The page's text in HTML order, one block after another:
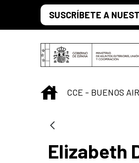
Saltar al contenido principal
SUSCRÍBETE A
INICIO
CCE - BUENOS
Elizabeth